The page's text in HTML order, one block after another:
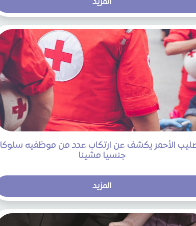
المزيد
الأحمر يكشف عن ارتكاب عدد من موظفيه سلوكا
جنسيا مشينا
المزيد